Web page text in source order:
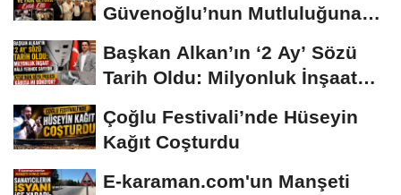
Güvenoğlu’nun Mutluluğuna
Başkan Alkan’ın ‘2 Ay’ Sözü
Tarih Oldu: Milyonluk İnşaat
Çoğlu Festivali’nde Hüseyin
Kağıt Coşturdu
E-karaman.com'un Manşeti